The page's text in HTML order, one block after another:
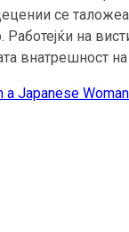
се
на
внатрешност
a Japanese